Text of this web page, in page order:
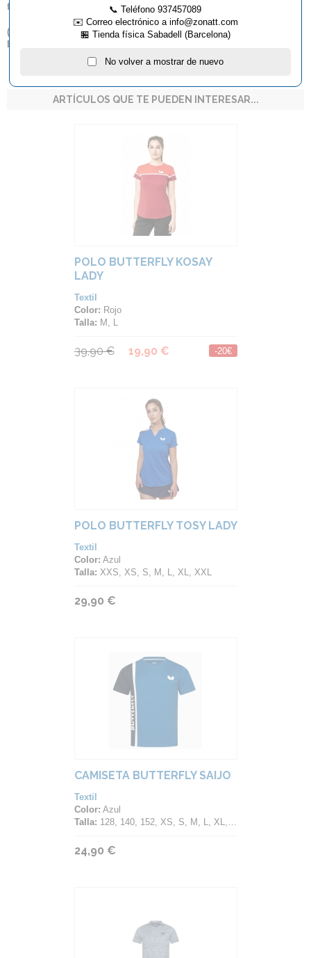
facturación.
(
) Por favor, tenga en cuenta que sólo entregamos productos
Butterfly dentro del territorio español.
ARTÍCULOS QUE TE PUEDEN INTERESAR...
POLO BUTTERFLY KOSAY
LADY
Textil
Color: Rojo
Talla: M, L
39,90 € 19,90 € -20€
POLO BUTTERFLY TOSY LADY
Textil
Color: Azul
Talla: XXS, XS, S, M, L, XL, XXL
29,90 €
CAMISETA BUTTERFLY SAIJO
Textil
Color: Azul
Talla: 128, 140, 152, XS, S, M, L, XL, 2XL, 3XL, 4XL
24,90 €
📞 Teléfono 937457089
✉️ Correo electrónico a info@zonatt.com
🏪 Tienda física Sabadell (Barcelona)
No volver a mostrar de nuevo